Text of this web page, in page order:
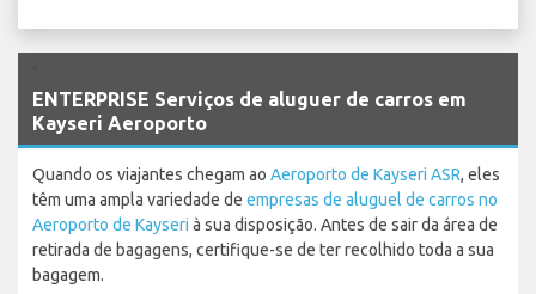
ENTERPRISE Serviços de aluguer de carros em
Kayseri Aeroporto
Quando os viajantes chegam ao Aeroporto de Kayseri ASR, eles
têm uma ampla variedade de empresas de aluguel de carros no
Aeroporto de Kayseri à sua disposição. Antes de sair da área de
retirada de bagagens, certifique-se de ter recolhido toda a sua
bagagem.